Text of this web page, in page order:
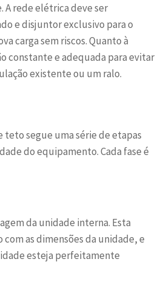
A rede elétrica deve ser
e disjuntor exclusivo para o
carga sem riscos. Quanto à
constante e adequada para evitar
existente ou um ralo.
teto segue uma série de etapas
do equipamento. Cada fase é
da unidade interna. Esta
as dimensões da unidade, e
esteja perfeitamente